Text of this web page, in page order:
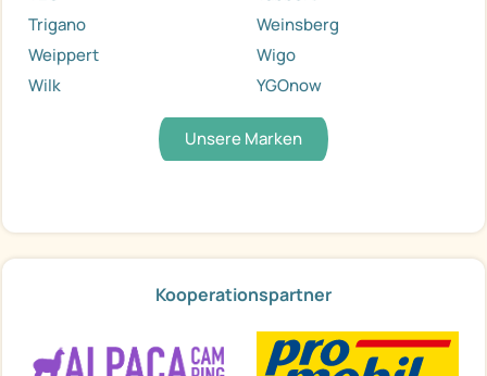
Trigano
Weinsberg
Weippert
Wigo
Wilk
YGOnow
Unsere Marken
Kooperationspartner